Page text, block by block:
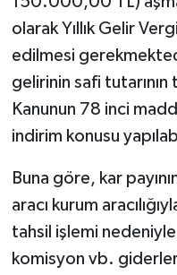
olarak Yıllık Gelir
edilmesi
gelirinin safi tutarının
Kanunun 78 inci
indirim konusu
Buna göre, kar
aracı kurum
tahsil işlemi
komisyon vb.